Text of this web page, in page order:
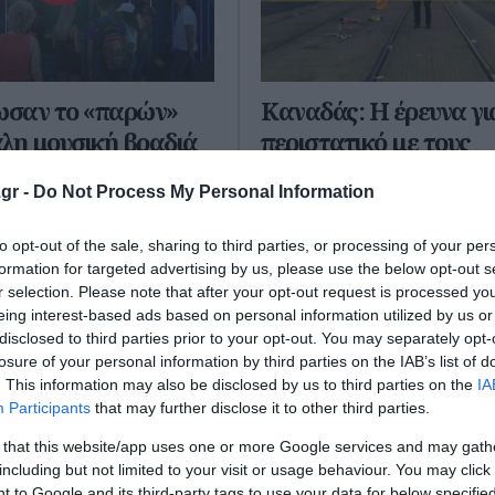
- Do Not Process My Personal Information
opt-out of the sale, sharing to third parties, or processing of your
for targeted advertising by us, please use the below opt-out
selection. Please note that after your opt-out request is processed
interest-based ads based on personal information utilized by us
to third parties prior to your opt-out. You may separately
of your personal information by third parties on the IAB’s list of
This information may also be disclosed by us to third parties on the
Participants that may further disclose it to other third parties.
that this website/app uses one or more Google services and may
but not limited to your visit or usage behaviour. You may
το «παρών»
μουσική βραδιά
στο Release
(vid.) – Οι
παρουσίες που
ο φακός
live των Moby, Garbage και
στο Release Athens
προσέλκυσε χιλιάδες
Πλατεία Νερού και
Καναδάς: Η έρευνα
περιστατικό με τους
συνεχίζεται – Το
ματαιώθηκε
Η αστυνομία του Τορόντο,
συνεχίζει σήμερα να αναζητεί
τους υπόπτους που
φονικούς πυροβολισμούς που
σημειώθηκαν χθ...
12 Ιουλίου 2026